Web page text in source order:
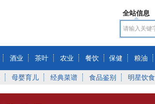
全站信息
酒业 茶叶 农业 餐饮 保健 粮油
母婴育儿 经典菜谱 食品鉴别 明星饮食